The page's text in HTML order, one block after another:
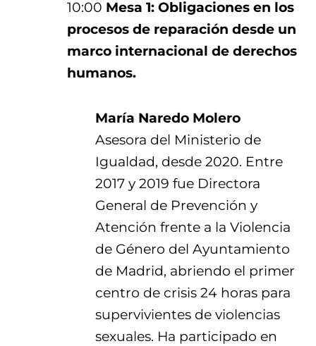
10:00 Mesa 1: Obligaciones en los
procesos de reparación desde un
marco internacional de derechos
humanos.
María Naredo Molero
Asesora del Ministerio de
Igualdad, desde 2020. Entre
2017 y 2019 fue Directora
General de Prevención y
Atención frente a la Violencia
de Género del Ayuntamiento
de Madrid, abriendo el primer
centro de crisis 24 horas para
supervivientes de violencias
sexuales. Ha participado en